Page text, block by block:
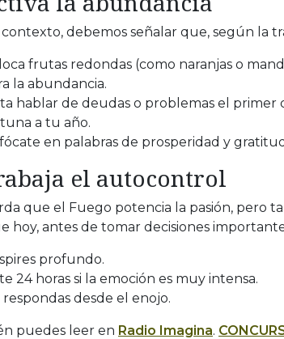
contexto, debemos señalar que, según la
frutas redondas (como naranjas o
la abundancia.
hablar de deudas o problemas el primer
a tu año.
en palabras de prosperidad y
el autocontrol
que el Fuego potencia la pasión, pero
hoy, antes de tomar decisiones
profundo.
24 horas si la emoción es muy intensa.
respondas desde el enojo.
puedes leer en Radio Imagina.